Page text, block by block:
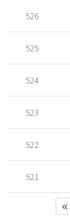
526
525
524
523
522
521